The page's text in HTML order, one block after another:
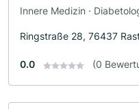
Innere Medizin ·
Ringstraße 28, 76437
0.0 (0